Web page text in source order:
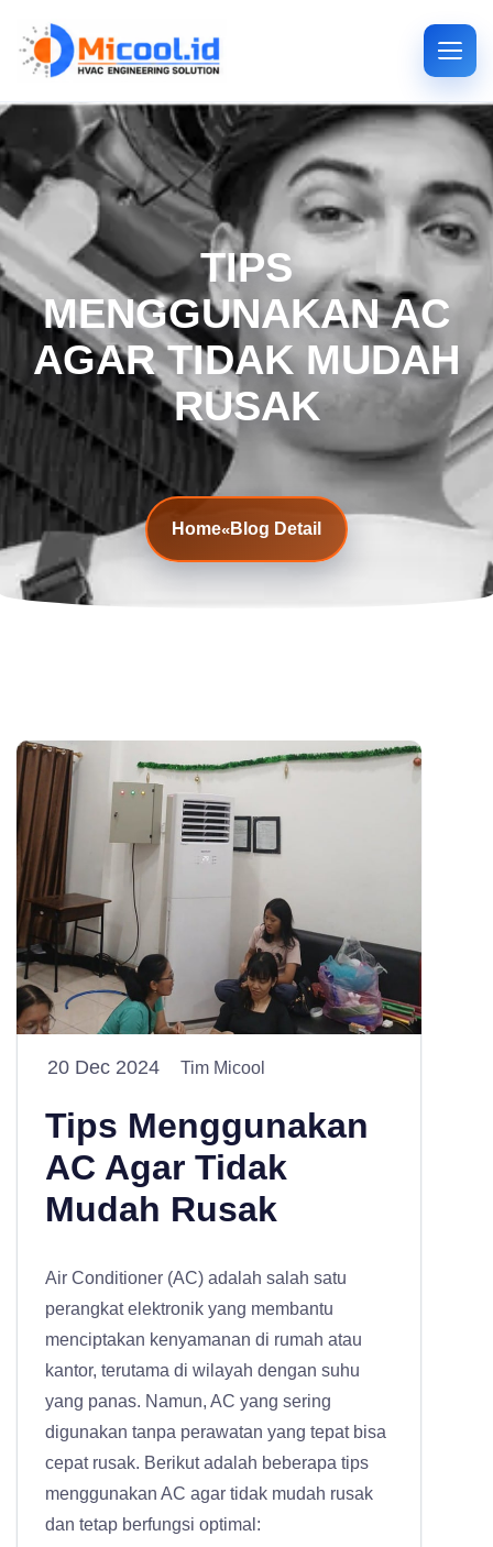
TIPS
MENGGUNAKAN AC
AGAR TIDAK MUDAH
RUSAK
Home«Blog Detail
20 Dec 2024 Tim Micool
Tips Menggunakan
AC Agar Tidak
Mudah Rusak
Air Conditioner (AC) adalah salah satu
perangkat elektronik yang membantu
menciptakan kenyamanan di rumah atau
kantor, terutama di wilayah dengan suhu
yang panas. Namun, AC yang sering
digunakan tanpa perawatan yang tepat bisa
cepat rusak. Berikut adalah beberapa tips
menggunakan AC agar tidak mudah rusak
dan tetap berfungsi optimal: